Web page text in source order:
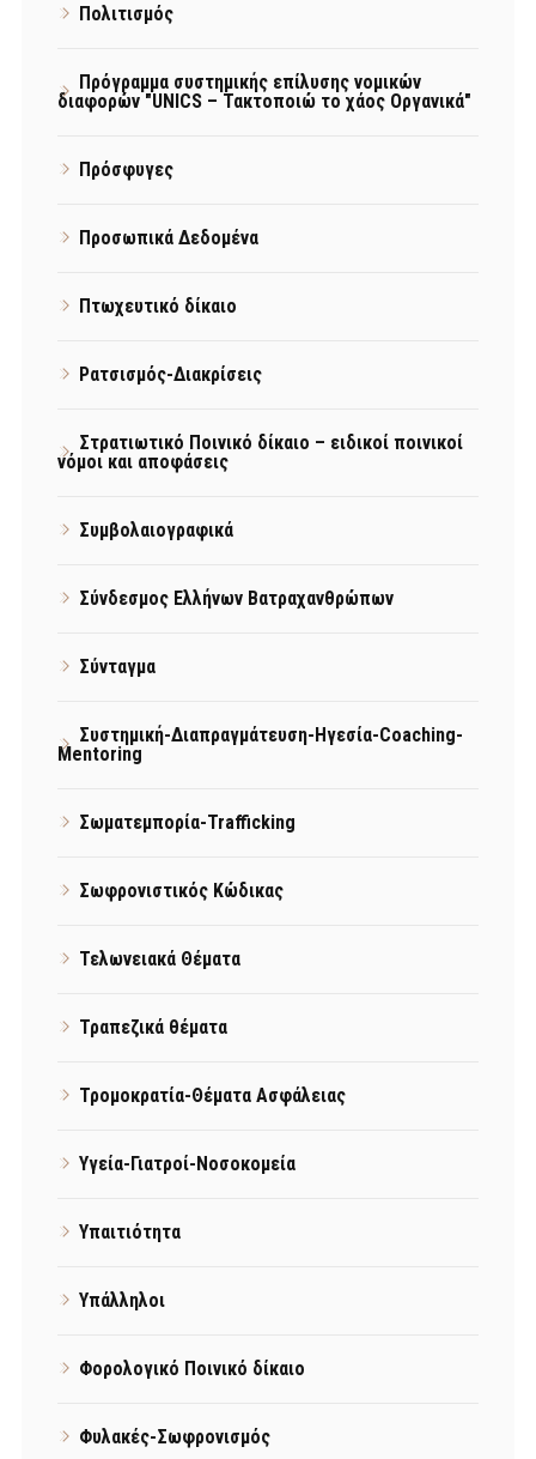
Πολιτισμός
Πρόγραμμα συστημικής επίλυσης νομικών
διαφορών "UNICS – Τακτοποιώ το χάος Οργανικά"
Πρόσφυγες
Προσωπικά Δεδομένα
Πτωχευτικό δίκαιο
Ρατσισμός-Διακρίσεις
Στρατιωτικό Ποινικό δίκαιο – ειδικοί ποινικοί
νόμοι και αποφάσεις
Συμβολαιογραφικά
Σύνδεσμος Ελλήνων Βατραχανθρώπων
Σύνταγμα
Συστημική-Διαπραγμάτευση-Ηγεσία-Coaching-
Mentoring
Σωματεμπορία-Trafficking
Σωφρονιστικός Κώδικας
Τελωνειακά Θέματα
Τραπεζικά θέματα
Τρομοκρατία-Θέματα Ασφάλειας
Υγεία-Γιατροί-Νοσοκομεία
Υπαιτιότητα
Υπάλληλοι
Φορολογικό Ποινικό δίκαιο
Φυλακές-Σωφρονισμός